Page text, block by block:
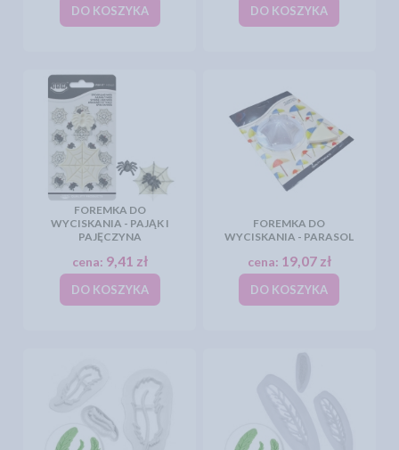
DO KOSZYKA DO KOSZYKA
FOREMKA DO
WYCISKANIA - PAJĄK I
PAJĘCZYNA
cena: 9,41 zł
DO KOSZYKA
FOREMKA DO
WYCISKANIA - PARASOL
cena: 19,07 zł
DO KOSZYKA